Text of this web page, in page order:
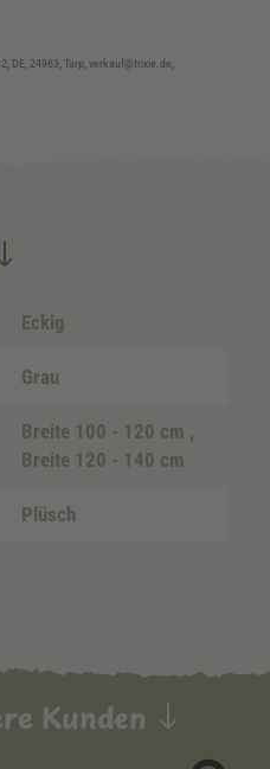
DE, 24963, Tarp, verkauf@trixie.de,
Eckig
Grau
Breite 100 - 120 cm ,
Breite 120 - 140 cm
Plüsch
Kunden